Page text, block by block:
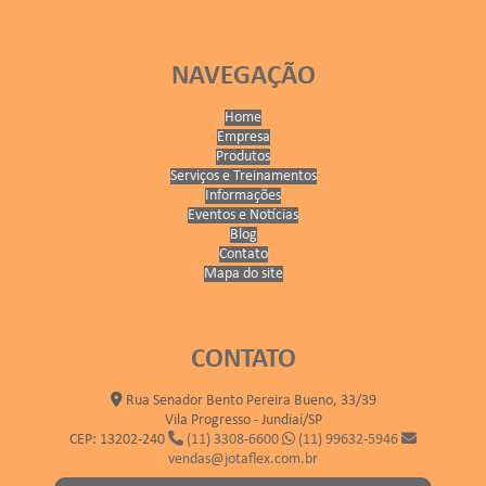
NAVEGAÇÃO
Home
Empresa
Produtos
Serviços e Treinamentos
Informações
Eventos e Notícias
Blog
Contato
Mapa do site
CONTATO
Rua Senador Bento Pereira Bueno, 33/39
Vila Progresso - Jundiaí/SP
CEP: 13202-240
(11) 3308-6600
(11) 99632-5946
vendas@jotaflex.com.br